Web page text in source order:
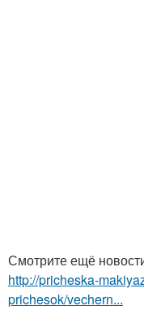
Смотрите ещё
http://pricheska-
prichesok/vechern...